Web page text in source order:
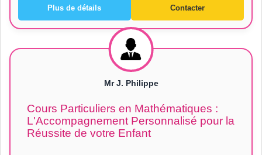
Plus de détails Contacter
Mr J. Philippe
Cours Particuliers en Mathématiques :
L'Accompagnement Personnalisé pour la
Réussite de votre Enfant